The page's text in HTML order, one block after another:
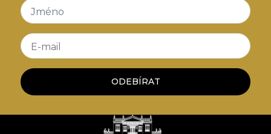
Jméno
E-mail
ODEBÍRAT